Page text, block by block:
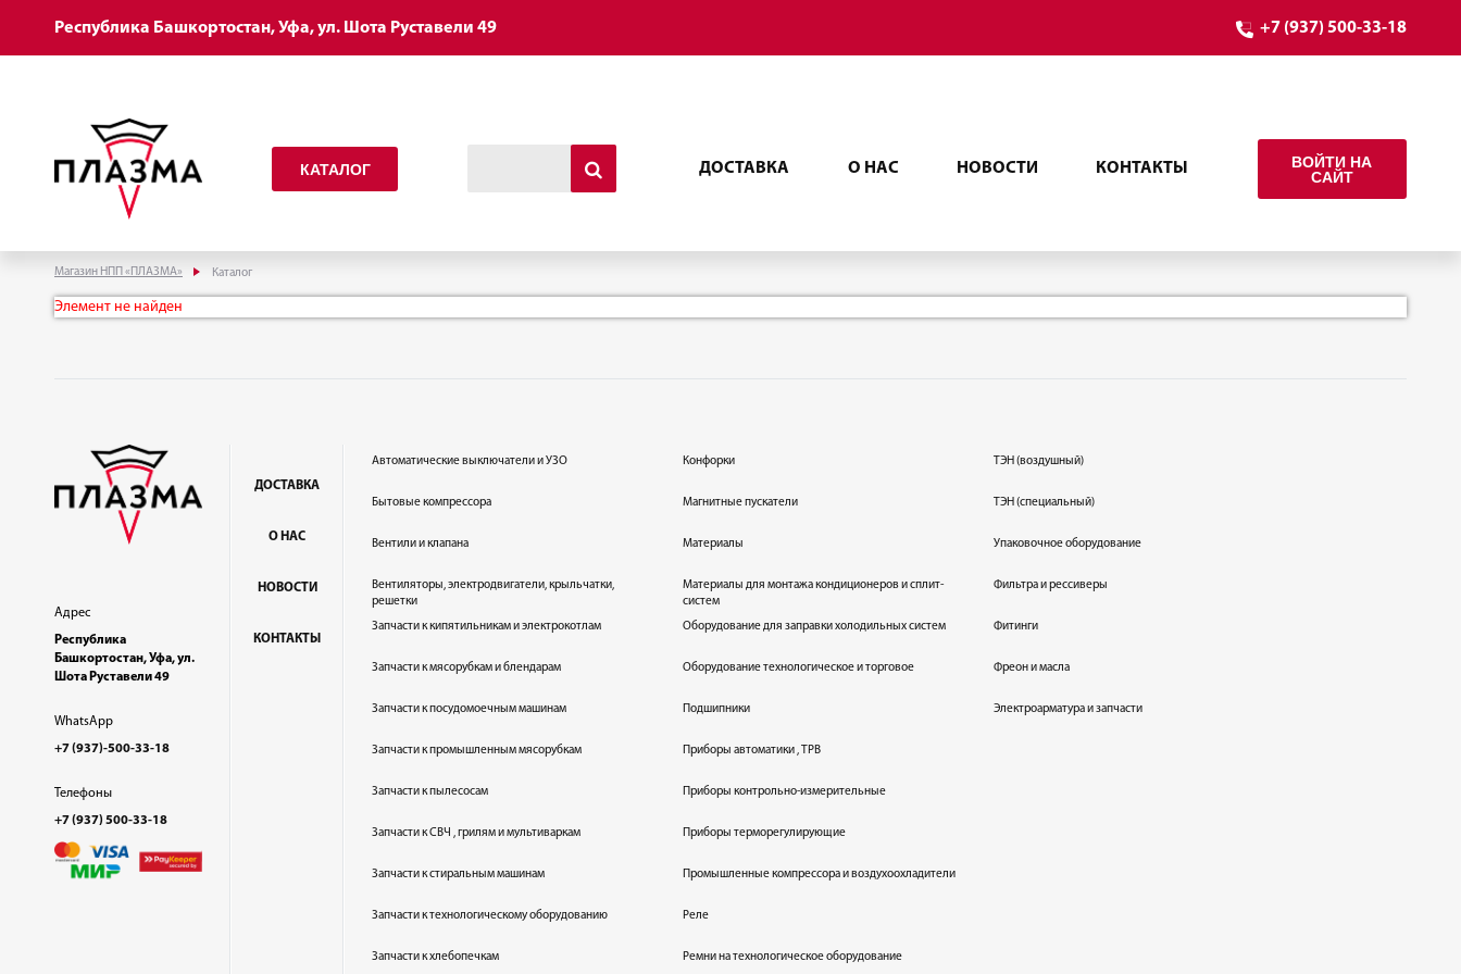
Республика Башкортостан, Уфа, ул. Шота Руставели 49 +7 (937) 500-33-18
КАТАЛОГ ДОСТАВКА О НАС НОВОСТИ КОНТАКТЫ
ВОЙТИ НА
САЙТ
Магазин НПП «ПЛАЗМА» Каталог
Элемент не найден
Адрес
Республика
Башкортостан, Уфа, ул.
Шота Руставели 49
WhatsApp
+7 (937)-500-33-18
Телефоны
+7 (937) 500-33-18
ДОСТАВКА
О НАС
НОВОСТИ
КОНТАКТЫ
Автоматические выключатели и УЗО
Бытовые компрессора
Вентили и клапана
Вентиляторы, электродвигатели, крыльчатки,
решетки
Запчасти к кипятильникам и электрокотлам
Запчасти к мясорубкам и блендарам
Запчасти к посудомоечным машинам
Запчасти к промышленным мясорубкам
Запчасти к пылесосам
Запчасти к СВЧ , грилям и мультиваркам
Запчасти к стиральным машинам
Запчасти к технологическому оборудованию
Запчасти к хлебопечкам
Конфорки
Магнитные пускатели
Материалы
Материалы для монтажа кондиционеров и сплит-
систем
Оборудование для заправки холодильных систем
Оборудование технологическое и торговое
Подшипники
Приборы автоматики , ТРВ
Приборы контрольно-измерительные
Приборы терморегулирующие
Промышленные компрессора и воздухоохладители
Реле
Ремни на технологическое оборудование
ТЭН (воздушный)
ТЭН (специальный)
Упаковочное оборудование
Фильтра и рессиверы
Фитинги
Фреон и масла
Электроарматура и запчасти